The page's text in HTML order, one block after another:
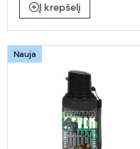
Į krepšelį
Nauja